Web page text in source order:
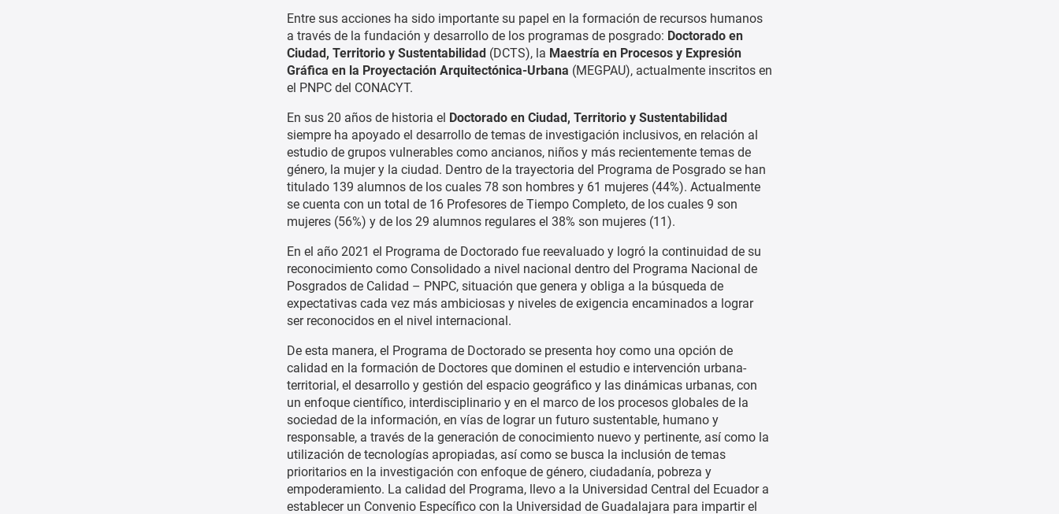
Entre sus acciones ha sido importante su papel en la formación de recursos humanos
a través de la fundación y desarrollo de los programas de posgrado: Doctorado en
Ciudad, Territorio y Sustentabilidad (DCTS), la Maestría en Procesos y Expresión
Gráfica en la Proyectación Arquitectónica-Urbana (MEGPAU), actualmente inscritos en
el PNPC del CONACYT.
En sus 20 años de historia el Doctorado en Ciudad, Territorio y Sustentabilidad
siempre ha apoyado el desarrollo de temas de investigación inclusivos, en relación al
estudio de grupos vulnerables como ancianos, niños y más recientemente temas de
género, la mujer y la ciudad. Dentro de la trayectoria del Programa de Posgrado se han
titulado 139 alumnos de los cuales 78 son hombres y 61 mujeres (44%). Actualmente
se cuenta con un total de 16 Profesores de Tiempo Completo, de los cuales 9 son
mujeres (56%) y de los 29 alumnos regulares el 38% son mujeres (11).
En el año 2021 el Programa de Doctorado fue reevaluado y logró la continuidad de su
reconocimiento como Consolidado a nivel nacional dentro del Programa Nacional de
Posgrados de Calidad – PNPC, situación que genera y obliga a la búsqueda de
expectativas cada vez más ambiciosas y niveles de exigencia encaminados a lograr
ser reconocidos en el nivel internacional.
De esta manera, el Programa de Doctorado se presenta hoy como una opción de
calidad en la formación de Doctores que dominen el estudio e intervención urbana-
territorial, el desarrollo y gestión del espacio geográfico y las dinámicas urbanas, con
un enfoque científico, interdisciplinario y en el marco de los procesos globales de la
sociedad de la información, en vías de lograr un futuro sustentable, humano y
responsable, a través de la generación de conocimiento nuevo y pertinente, así como la
utilización de tecnologías apropiadas, así como se busca la inclusión de temas
prioritarios en la investigación con enfoque de género, ciudadanía, pobreza y
empoderamiento. La calidad del Programa, llevo a la Universidad Central del Ecuador a
establecer un Convenio Específico con la Universidad de Guadalajara para impartir el